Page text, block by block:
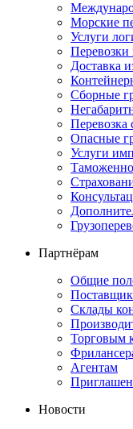
Морские
Услуги
Доставка
Сборные
Перевозка
Опасные
Услуги
Партнёрам
Общие
Склады
Торговым
Агентам
Новости